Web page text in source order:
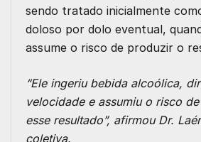
sendo tratado inicialmente
doloso por dolo eventual,
assume o risco de produzir o
“Ele ingeriu bebida alcoólica,
velocidade e assumiu o risco
esse resultado”, afirmou Dr.
coletiva.